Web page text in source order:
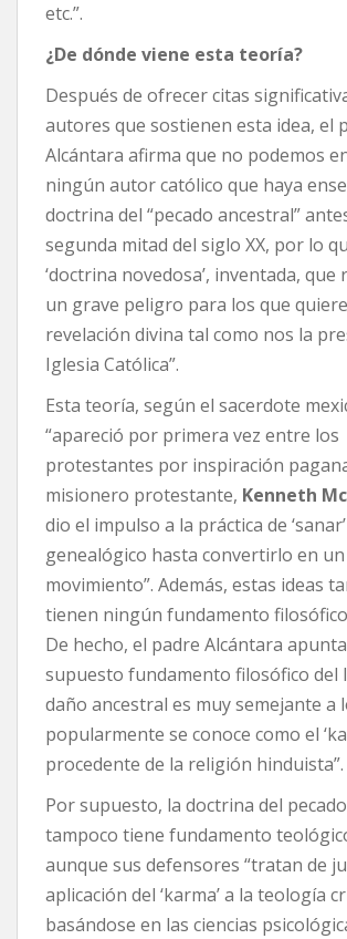
etc.”.
¿De dónde viene esta teoría?
Después de ofrecer citas
autores que sostienen esta idea, el
Alcántara afirma que no podemos
ningún autor católico que haya
doctrina del “pecado ancestral”
segunda mitad del siglo XX, por lo
‘doctrina novedosa’, inventada, que
un grave peligro para los que
revelación divina tal como nos la
Iglesia Católica”.
Esta teoría, según el sacerdote
“apareció por primera vez entre los
protestantes por inspiración
misionero protestante, Kenneth
dio el impulso a la práctica de
genealógico hasta convertirlo en un
movimiento”. Además, estas ideas
tienen ningún fundamento
De hecho, el padre Alcántara
supuesto fundamento filosófico del
daño ancestral es muy semejante a
popularmente se conoce como el
procedente de la religión hinduista”.
Por supuesto, la doctrina del
tampoco tiene fundamento
aunque sus defensores “tratan de
aplicación del ‘karma’ a la teología
basándose en las ciencias